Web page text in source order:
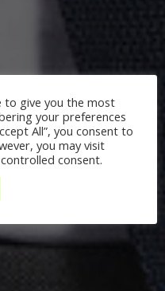
to give you the most
your preferences
All”, you consent to
you may visit
consent.